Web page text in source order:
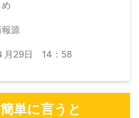
源
月29日 14：58
単に言うと